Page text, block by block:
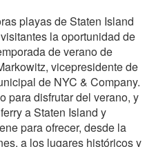
playas de Staten Island
la oportunidad de
de verano de
vicepresidente de
de NYC & Company.
para disfrutar del verano, y
a Staten Island y
para ofrecer, desde la
a los lugares históricos y